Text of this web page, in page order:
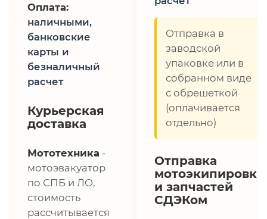
Оплата:
наличными,
банковские
карты и
безналичный
расчет
Курьерская
доставка
Мототехника -
мотоэвакуатор
по СПБ и ЛО,
стоимость
рассчитывается
Отправка в
заводской
упаковке или в
собранном виде
с обрешеткой
(оплачивается
отдельно)
Отправка
мотоэкипировки
и запчастей
СДЭКом